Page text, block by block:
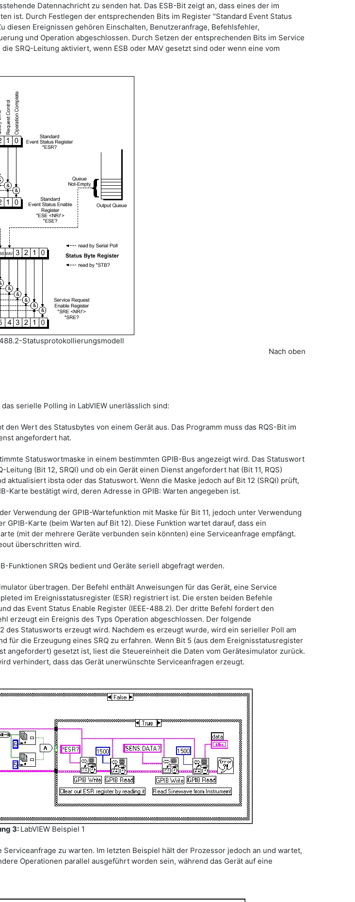
Datennachricht zu senden hat. Das ESB-Bit zeigt an, dass eines der im
ist. Durch Festlegen der entsprechenden Bits im Register "Standard Event Status
diesen Ereignissen gehören Einschalten, Benutzeranfrage, Befehlsfehler,
und Operation abgeschlossen. Durch Setzen der entsprechenden Bits im Service
SRQ-Leitung aktiviert, wenn ESB oder MAV gesetzt sind oder wenn eine vom
Statusprotokollierungsmodell
Nach oben
serielle Polling in LabVIEW unerlässlich sind:
Wert des Statusbytes von einem Gerät aus. Das Programm muss das RQS-Bit im
angefordert hat.
Statuswortmaske in einem bestimmten GPIB-Bus angezeigt wird. Das Statuswort
(Bit 12, SRQI) und ob ein Gerät einen Dienst angefordert hat (Bit 11, RQS)
ibsta oder das Statuswort. Wenn die Maske jedoch auf Bit 12 (SRQI) prüft,
Karte bestätigt wird, deren Adresse in GPIB: Warten angegeben ist.
Verwendung der GPIB-Wartefunktion mit Maske für Bit 11, jedoch unter Verwendung
Karte (beim Warten auf Bit 12). Diese Funktion wartet darauf, dass ein
(mit der mehrere Geräte verbunden sein könnten) eine Serviceanfrage empfängt.
überschritten wird.
Funktionen SRQs bedient und Geräte seriell abgefragt werden.
übertragen. Der Befehl enthält Anweisungen für das Gerät, eine Service
im Ereignisstatusregister (ESR) registriert ist. Die ersten beiden Befehle
das Event Status Enable Register (IEEE-488.2). Der dritte Befehl fordert den
erzeugt ein Ereignis des Typs Operation abgeschlossen. Der folgende
des Statusworts erzeugt wird. Nachdem es erzeugt wurde, wird ein serieller Poll am
für die Erzeugung eines SRQ zu erfahren. Wenn Bit 5 (aus dem Ereignisstatusregister
angefordert) gesetzt ist, liest die Steuereinheit die Daten vom Gerätesimulator zurück.
verhindert, dass das Gerät unerwünschte Serviceanfragen erzeugt.
3: LabVIEW Beispiel 1
zu warten. Im letzten Beispiel hält der Prozessor jedoch an und wartet,
Operationen parallel ausgeführt worden sein, während das Gerät auf eine